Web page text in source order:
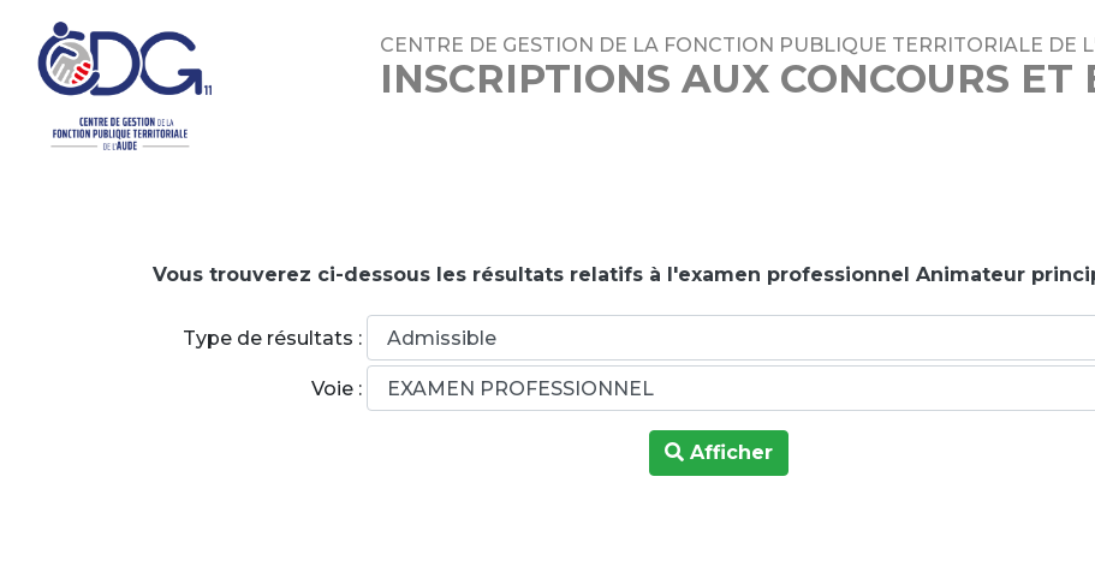
CENTRE DE GESTION DE LA FONCTION PUBLIQUE TERRITORIALE DE
INSCRIPTIONS AUX CONCOURS ET
Vous trouverez ci-dessous les résultats relatifs à l'examen professionnel Animateur
Type de résultats :
Voie :
Afficher